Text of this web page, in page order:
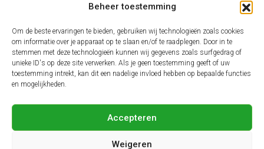
Beheer toestemming
Om de beste ervaringen te bieden, gebruiken wij technologieën zoals cookies
om informatie over je apparaat op te slaan en/of te raadplegen. Door in te
stemmen met deze technologieën kunnen wij gegevens zoals surfgedrag of
unieke ID's op deze site verwerken. Als je geen toestemming geeft of uw
toestemming intrekt, kan dit een nadelige invloed hebben op bepaalde functies
en mogelijkheden.
Accepteren
Weigeren
info@sources-huisadvertenties.nl
Nieuwste advertenties